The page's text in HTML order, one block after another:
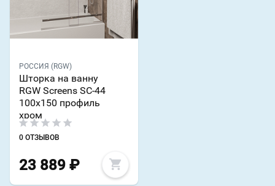
РОССИЯ (RGW)
Шторка на ванну
RGW Screens SC-44
100х150 профиль
хром
0 ОТЗЫВОВ
23 889 ₽